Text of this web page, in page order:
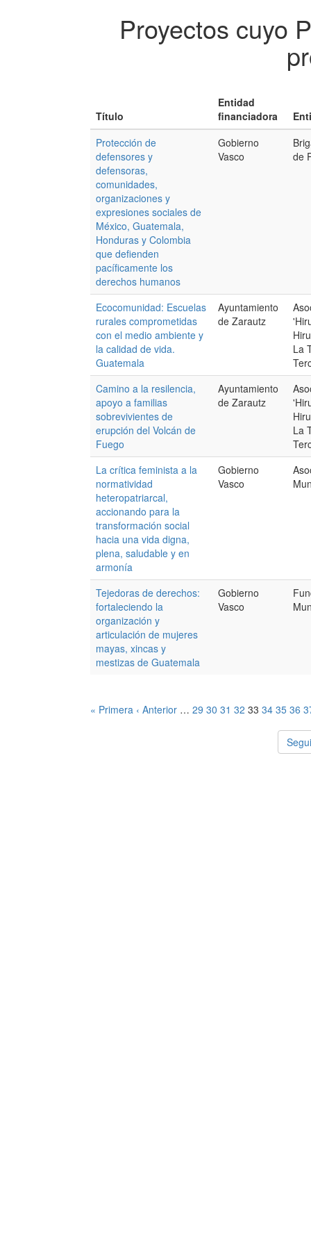
Proyectos cuyo
Título
Entidad
financiadora
Protección de
defensores y
defensoras,
comunidades,
organizaciones y
expresiones sociales de
México, Guatemala,
Honduras y Colombia
que defienden
pacíficamente los
derechos humanos
Gobierno
Vasco
de
Ecocomunidad: Escuelas
rurales comprometidas
con el medio ambiente y
la calidad de vida.
Guatemala
Ayuntamiento
de Zarautz
La
Camino a la resilencia,
apoyo a familias
sobrevivientes de
erupción del Volcán de
Fuego
Ayuntamiento
de Zarautz
La
La crítica feminista a la
normatividad
heteropatriarcal,
accionando para la
transformación social
hacia una vida digna,
plena, saludable y en
armonía
Gobierno
Vasco
Tejedoras de derechos:
fortaleciendo la
organización y
articulación de mujeres
mayas, xincas y
mestizas de Guatemala
Gobierno
Vasco
« Primera ‹ Anterior … 29 30 31 32 33 34 35 36